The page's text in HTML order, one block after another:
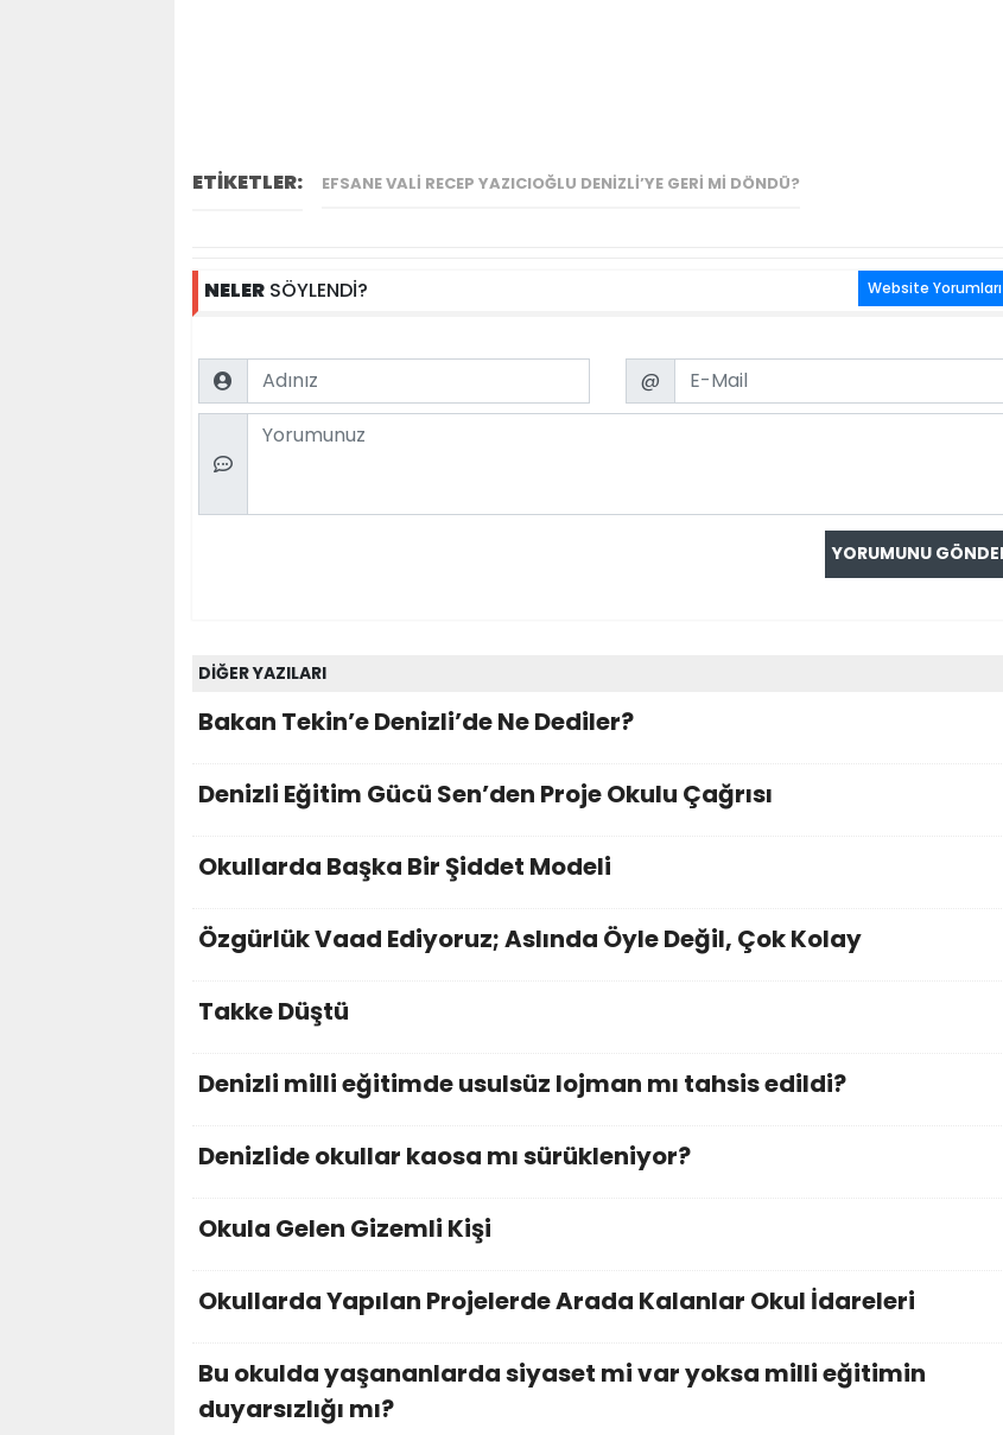
ETİKETLER: EFSANE VALI RECEP YAZICIOĞLU DENIZLI’YE GERI MI DÖNDÜ?
NELER SÖYLENDİ? Website Yorumları
Name Email
@
Comment
DİĞER YAZILARI
Bakan Tekin’e Denizli’de Ne Dediler?
Denizli Eğitim Gücü Sen’den Proje Okulu Çağrısı
Okullarda Başka Bir Şiddet Modeli
Özgürlük Vaad Ediyoruz; Aslında Öyle Değil, Çok Kolay
Takke Düştü
Denizli milli eğitimde usulsüz lojman mı tahsis edildi?
Denizlide okullar kaosa mı sürükleniyor?
Okula Gelen Gizemli Kişi
Okullarda Yapılan Projelerde Arada Kalanlar Okul İdareleri
Bu okulda yaşananlarda siyaset mi var yoksa milli eğitimin
duyarsızlığı mı?